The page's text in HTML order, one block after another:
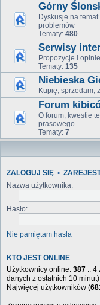
Górny
Dyskusje na
problemów
Tematy: 480
Serwisy
Propozycje i
Tematy: 135
Niebieska
Kupię, sprzedam,
Forum
O forum, kwestie
prasowego.
Tematy: 7
ZALOGUJ SIĘ •
Nazwa użytkownika:
Hasło:
Nie pamiętam hasła
KTO JEST ONLINE
Użytkownicy online: 387 :: 4
danych z ostatnich 10 minut)
Najwięcej użytkowników (